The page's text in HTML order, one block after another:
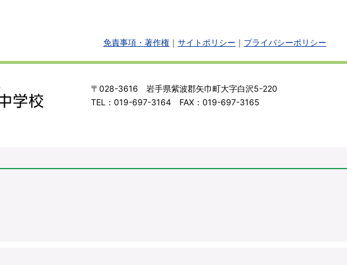
免責事項・著作権 ｜ サイトポリシー ｜ プライバシーポリシー
〒028-3616 岩手県紫波郡矢巾町大字白沢5-220
TEL：019-697-3164 FAX：019-697-3165